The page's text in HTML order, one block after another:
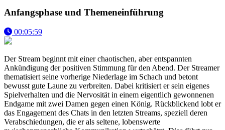
Anfangsphase und Themeneinführung
00:05:59
Der Stream beginnt mit einer chaotischen, aber entspannten
Ankündigung der positiven Stimmung für den Abend. Der Streamer
thematisiert seine vorherige Niederlage im Schach und betont
bewusst gute Laune zu verbreiten. Dabei kritisiert er sein eigenes
Spielverhalten und die Nervosität in einem eigentlich gewonnenen
Endgame mit zwei Damen gegen einen König. Rückblickend lobt er
das Engagement des Chats in den letzten Streams, speziell deren
Verabschiedungen, die er als seltene, lobenswerte